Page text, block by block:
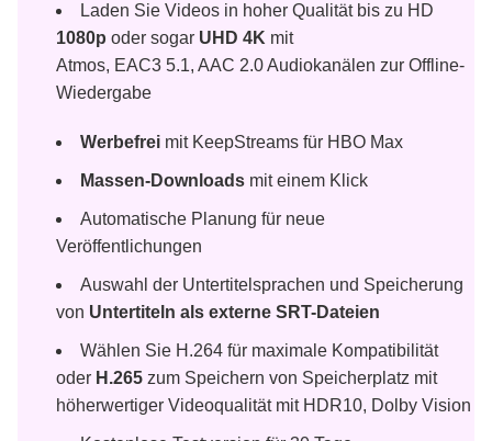
Laden Sie Videos in hoher Qualität bis zu HD
1080p oder sogar UHD 4K mit
Atmos, EAC3 5.1, AAC 2.0 Audiokanälen zur Offline-
Wiedergabe
Werbefrei mit KeepStreams für HBO Max
Massen-Downloads mit einem Klick
Automatische Planung für neue
Veröffentlichungen
Auswahl der Untertitelsprachen und Speicherung
von Untertiteln als externe SRT-Dateien
Wählen Sie H.264 für maximale Kompatibilität
oder H.265 zum Speichern von Speicherplatz mit
höherwertiger Videoqualität mit HDR10, Dolby Vision